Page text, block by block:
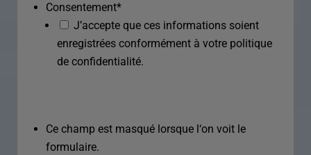
Consentement*
J’accepte que ces informations soient
enregistrées conformément à votre politique
de confidentialité.
Ce champ est masqué lorsque l‘on voit le
formulaire.